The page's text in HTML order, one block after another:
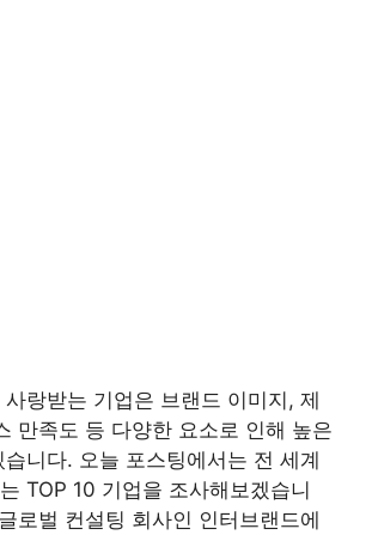
랑받는 기업은 브랜드 이미지, 제
만족도 등 다양한 요소로 인해 높은
니다. 오늘 포스팅에서는 전 세계
TOP 10 기업을 조사해보겠습니
로벌 컨설팅 회사인 인터브랜드에